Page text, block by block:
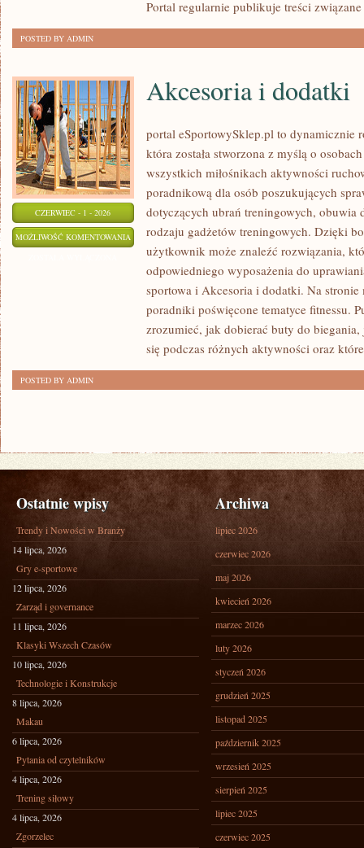
Portal regularnie publikuje treści
POSTED BY ADMIN
CZERWIEC - 1 - 2026
MOŻLIWOŚĆ KOMENTOWANIA AKCESORIA
DODATKI
Akcesoria i dodatki
portal eSportowySklep.pl to dynamicznie
która została stworzona z myślą o
wszystkich miłośnikach aktywności
poradnikową dla osób poszukujących
dotyczących ubrań treningowych, obuwia
rodzaju gadżetów treningowych. Dzięki
użytkownik może znaleźć rozwiązania,
odpowiedniego wyposażenia do
sportowa i Akcesoria i dodatki. Na stronie
poradniki poświęcone tematyce fitnessu.
zrozumieć, jak dobierać buty do
się podczas różnych aktywności oraz
POSTED BY ADMIN
Ostatnie wpisy
Trendy i Nowości w Branży
14 lipca, 2026
Gry e-sportowe
12 lipca, 2026
Zarząd i governance
11 lipca, 2026
Klasyki Wszech Czasów
10 lipca, 2026
Technologie i Konstrukcje
8 lipca, 2026
Makau
6 lipca, 2026
Pytania od czytelników
4 lipca, 2026
Trening siłowy
4 lipca, 2026
Zgorzelec
Archiwa
lipiec 2026
czerwiec 2026
maj 2026
kwiecień 2026
marzec 2026
luty 2026
styczeń 2026
grudzień 2025
listopad 2025
październik 2025
wrzesień 2025
sierpień 2025
lipiec 2025
czerwiec 2025